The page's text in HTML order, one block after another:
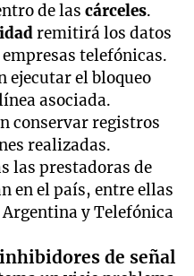
de lascárceles.
remitirá los datos
telefónicas.
ejecutar el bloqueo
asociada.
conservar registros
realizadas.
las prestadoras de
en el país, entre ellas
y Telefónica
de señal